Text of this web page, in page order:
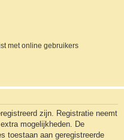
met online gebruikers
zijn. Registratie neemt
mogelijkheden. De
toestaan aan geregistreerde